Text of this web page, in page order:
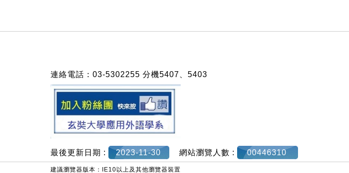
連絡電話：03-5302255 分機5407、5403
最後更新日期 : 2023-11-30 網站瀏覽人數 : 00446310
建議瀏覽器版本：IE10以上及其他瀏覽器裝置